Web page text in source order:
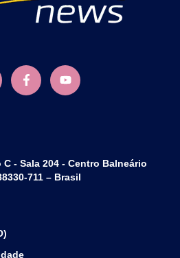
C - Sala 204 - Centro Balneário
711 – Brasil